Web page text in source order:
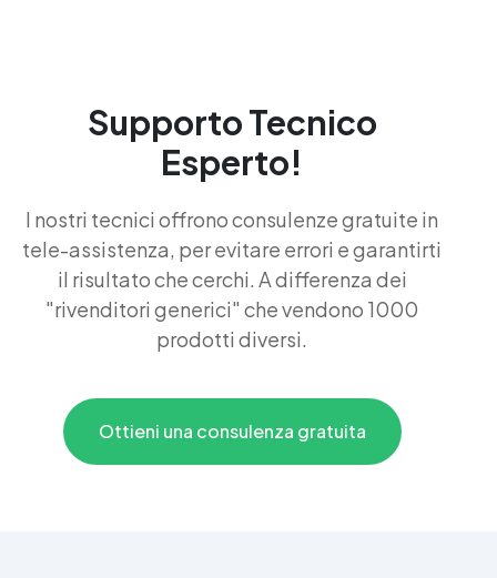
Supporto Tecnico
Esperto!
I nostri tecnici offrono consulenze gratuite in
tele-assistenza, per evitare errori e garantirti
il risultato che cerchi. A differenza dei
"rivenditori generici" che vendono 1000
prodotti diversi.
Ottieni una consulenza gratuita